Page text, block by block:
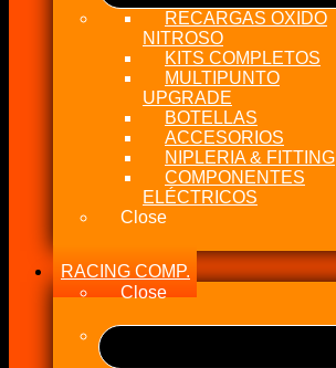
RECARGAS OXIDO
NITROSO
KITS COMPLETOS
MULTIPUNTO
UPGRADE
BOTELLAS
ACCESORIOS
NIPLERIA & FITTING
COMPONENTES
ELÉCTRICOS
Close
RACING COMP.
Close